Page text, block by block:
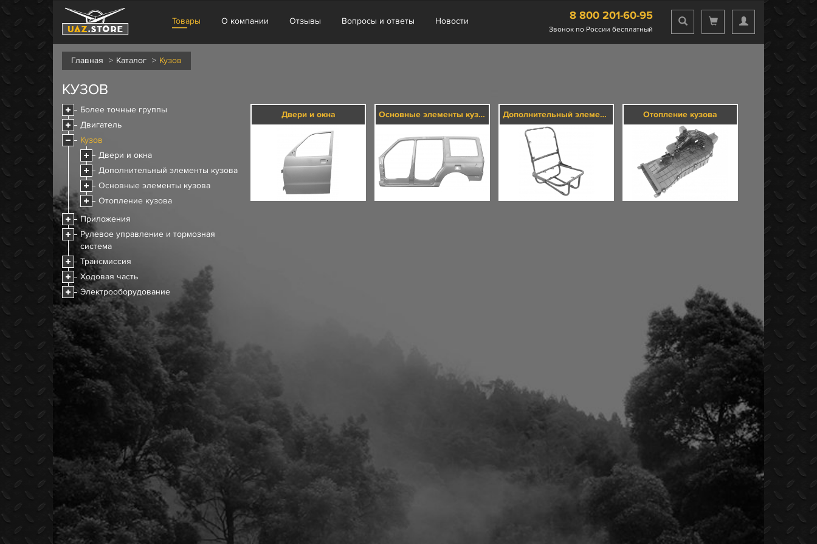
Товары О компании Отзывы Вопросы и ответы Новости 8 800 201-60-95
Звонок по России бесплатный
Главная Каталог Кузов
КУЗОВ
Более точные группы
Двигатель
Кузов
Двери и окна
Дополнительный элементы кузова
Основные элементы кузова
Отопление кузова
Приложения
Рулевое управление и тормозная
система
Трансмиссия
Ходовая часть
Электрооборудование
Двери и окна Основные элементы кузова Дополнительный элементы кузова Отопление кузова